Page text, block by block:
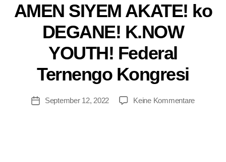
AMEN SIYEM AKATE! ko
DEGANE! K.NOW
YOUTH! Federal
Ternengo Kongresi
B
y
W
ir
Si
September 12, 2022 Keine Kommentare